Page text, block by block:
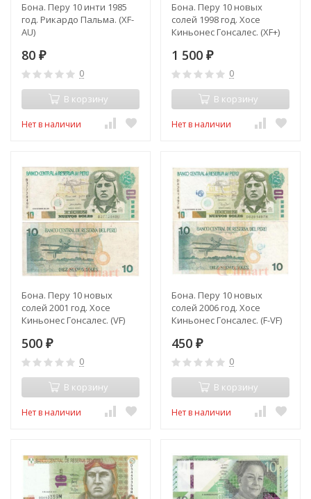
Бона. Перу 10 инти 1985
год. Рикардо Пальма. (XF-
AU)
80 ₽
0
В корзину
Нет в наличии
Бона. Перу 10 новых
солей 1998 год. Хосе
Киньонес Гонсалес. (XF+)
1 500 ₽
0
В корзину
Нет в наличии
Бона. Перу 10 новых
солей 2001 год. Хосе
Киньонес Гонсалес. (VF)
500 ₽
0
В корзину
Нет в наличии
Бона. Перу 10 новых
солей 2006 год. Хосе
Киньонес Гонсалес. (F-VF)
450 ₽
0
В корзину
Нет в наличии